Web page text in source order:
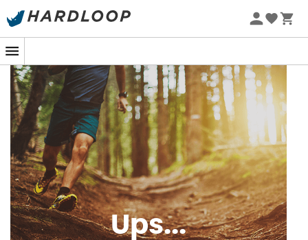
Letnie promocje 🔥 -5% DODATKOWO przy zakupie 2
Ups...